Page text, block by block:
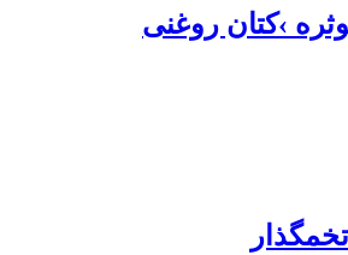
›کتان روغنی